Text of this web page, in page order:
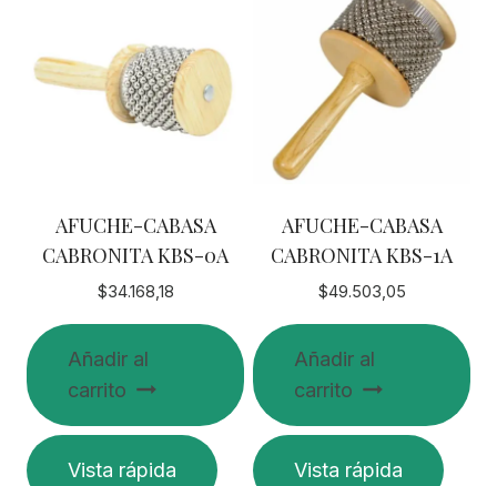
AFUCHE-CABASA
CABRONITA KBS-0A
$34.168,18
Añadir al
carrito
Vista rápida
AFUCHE-CABASA
CABRONITA KBS-1A
$49.503,05
Añadir al
carrito
Vista rápida